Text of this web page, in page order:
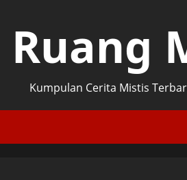
Ruang
Kumpulan Cerita Mistis